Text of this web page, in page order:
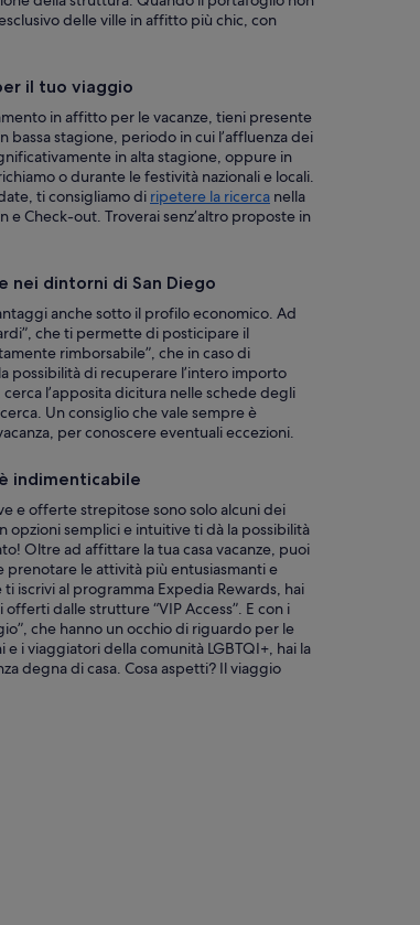
delle ville in affitto più chic, con
il tuo viaggio
in affitto per le vacanze, tieni presente
stagione, periodo in cui l’affluenza dei
in alta stagione, oppure in
o durante le festività nazionali e locali.
ti consigliamo di ripetere la ricerca nella
Check-out. Troverai senz’altro proposte in
nei dintorni di San Diego
anche sotto il profilo economico. Ad
che ti permette di posticipare il
rimborsabile”, che in caso di
possibilità di recuperare l’intero importo
l’apposita dicitura nelle schede degli
Un consiglio che vale sempre è
per conoscere eventuali eccezioni.
indimenticabile
e offerte strepitose sono solo alcuni dei
semplici e intuitive ti dà la possibilità
Oltre ad affittare la tua casa vacanze, puoi
prenotare le attività più entusiasmanti e
iscrivi al programma Expedia Rewards, hai
dalle strutture “VIP Access”. E con i
che hanno un occhio di riguardo per le
i viaggiatori della comunità LGBTQI+, hai la
degna di casa. Cosa aspetti? Il viaggio